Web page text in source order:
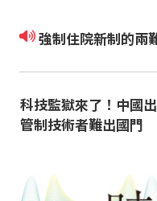
強制住院新制的兩
科技監獄來了！中國
管制技術者難出國門